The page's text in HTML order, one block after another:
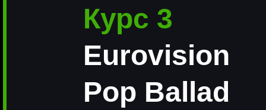
Курс 3
Eurovision
Pop Ballad